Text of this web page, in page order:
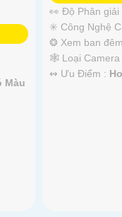
Màu
👀 Độ Phân giải
✳️ Công Nghệ
❂ Xem ban
🕸️ Loại Camera
️↭ Ưu Điểm :